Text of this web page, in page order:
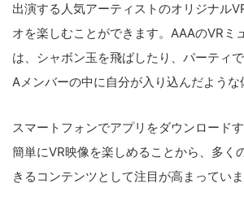
出演する人気アーティストのオリジナル
オを楽しむことができます。AAAのVRミ
は、シャボン玉を飛ばしたり、パーティ
Aメンバーの中に自分が入り込んだような
スマートフォンでアプリをダウンロード
簡単にVR映像を楽しめることから、多く
きるコンテンツとして注目が高まっていま